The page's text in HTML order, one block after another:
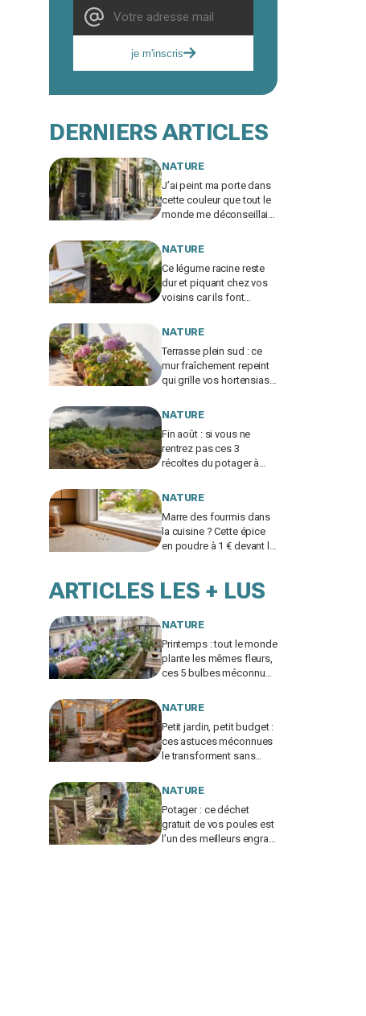
je m'inscris
DERNIERS ARTICLES
NATURE
J’ai peint ma porte dans
cette couleur que tout le
monde me déconseillait :
la rue l’a copiée
NATURE
Ce légume racine reste
dur et piquant chez vos
voisins car ils font
potager
NATURE
Terrasse plein sud : ce
mur fraîchement repeint
qui grille vos hortensias
taches sèches
NATURE
Fin août : si vous ne
rentrez pas ces 3
récoltes du potager à
pluies ruineront des mois
NATURE
Marre des fourmis dans
la cuisine ? Cette épice
en poudre à 1 € devant la
ARTICLES LES + LUS
NATURE
Printemps : tout le monde
plante les mêmes fleurs,
ces 5 bulbes méconnus
changer votre jardin
NATURE
Petit jardin, petit budget :
ces astuces méconnues
le transforment sans
d’éviter cette erreur
NATURE
Potager : ce déchet
gratuit de vos poules est
l’un des meilleurs engrais